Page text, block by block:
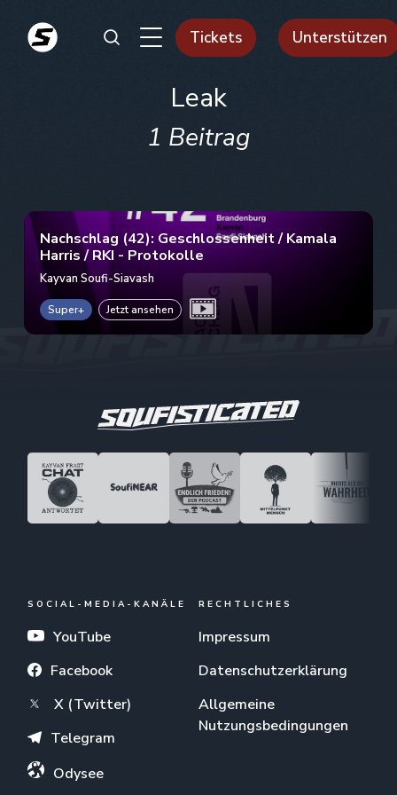
Tickets Unterstützen
Leak
1 Beitrag
Nachschlag (42): Geschlossenheit / Kamala
Harris / RKI - Protokolle
Kayvan Soufi-Siavash
Super+ Jetzt ansehen
SOCIAL-MEDIA-KANÄLE
YouTube
Facebook
X (Twitter)
Telegram
Odysee
RECHTLICHES
Impressum
Datenschutzerklärung
Allgemeine
Nutzungsbedingungen